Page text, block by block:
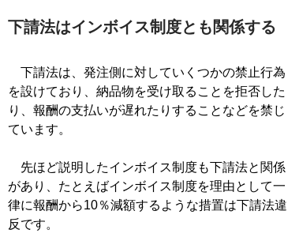
下請法はインボイス制度とも関係する
下請法は、発注側に対していくつかの禁止行為
を設けており、納品物を受け取ることを拒否した
り、報酬の支払いが遅れたりすることなどを禁じ
ています。
先ほど説明したインボイス制度も下請法と関係
があり、たとえばインボイス制度を理由として一
律に報酬から10％減額するような措置は下請法違
反です。